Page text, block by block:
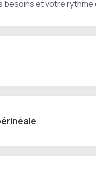
et votre rythme